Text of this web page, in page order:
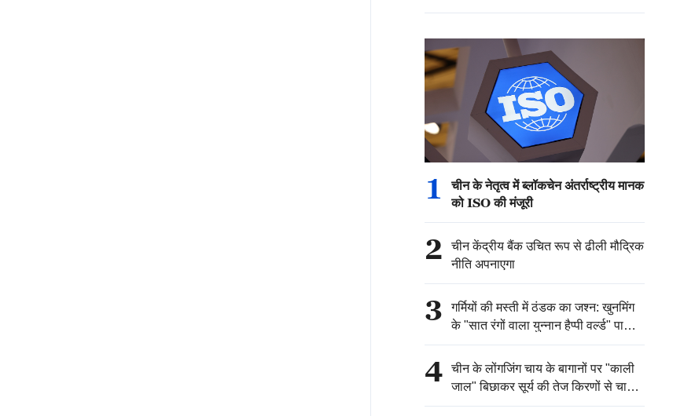
1
चीन के नेतृत्व में ब्लॉकचेन अंतर्राष्ट्रीय मानक
को ISO की मंजूरी
2
चीन केंद्रीय बैंक उचित रूप से ढीली मौद्रिक
नीति अपनाएगा
3
गर्मियों की मस्ती में ठंडक का जश्न: खुनमिंग
के "सात रंगों वाला युन्नान हैप्पी वर्ल्ड" पार्क में
भव्य जल छिड़काव उत्सव आयोजित
4
चीन के लोंगजिंग चाय के बागानों पर "काली
जाल" बिछाकर सूर्य की तेज किरणों से चाय
के पौधों को बचाया जा रहा है